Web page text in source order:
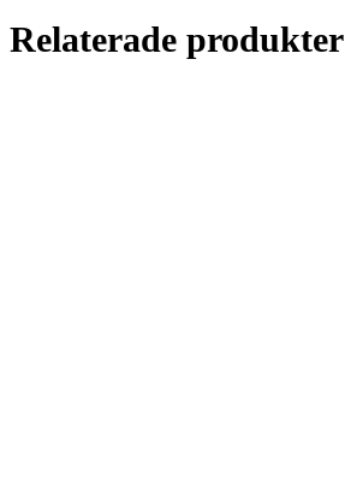
Relaterade produkter